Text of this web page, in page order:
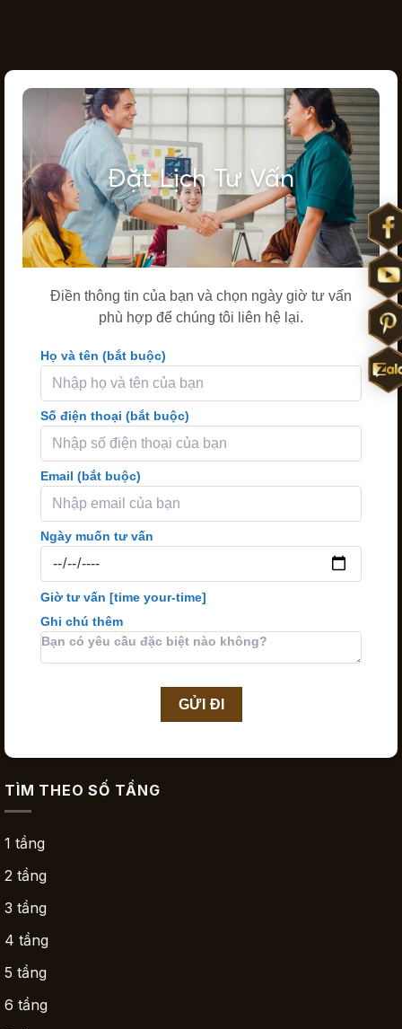
Đặt Lịch Tư Vấn
Điền thông tin của bạn và chọn ngày giờ tư vấn
phù hợp để chúng tôi liên hệ lại.
Họ và tên (bắt buộc)
Số điện thoại (bắt buộc)
Email (bắt buộc)
Ngày muốn tư vấn
Giờ tư vấn [time your-time]
Ghi chú thêm
TÌM THEO SỐ TẦNG
1 tầng
2 tầng
3 tầng
4 tầng
5 tầng
6 tầng